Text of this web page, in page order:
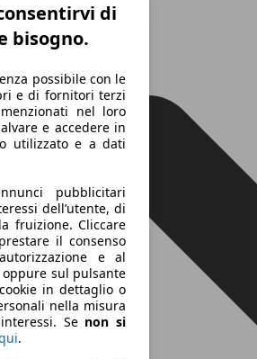
di
bisogno.
possibile con le
e di fornitori terzi
nel loro
e accedere in
utilizzato e a dati
pubblicitari
dell’utente, di
fruizione. Cliccare
il consenso
e al
sul pulsante
in dettaglio o
nella misura
Se non si
.